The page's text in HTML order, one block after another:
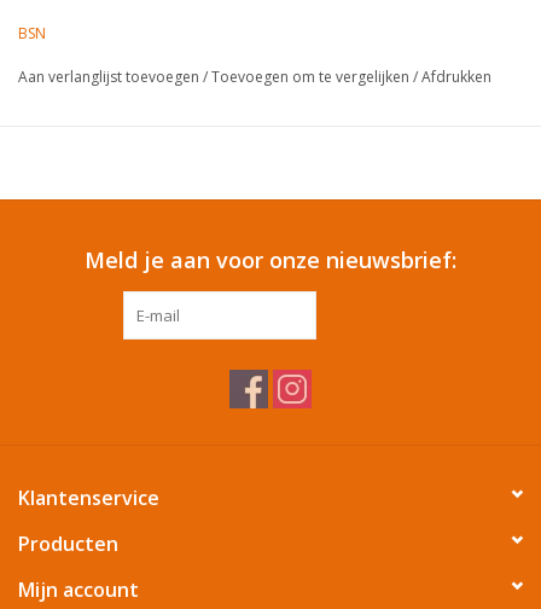
Cadeaubonnen
Toon alle producten
BSN
Aan verlanglijst toevoegen /Toevoegen om te vergelijken /Afdrukken
Meld je aan voor onze nieuwsbrief:
Klantenservice
Producten
Mijn account